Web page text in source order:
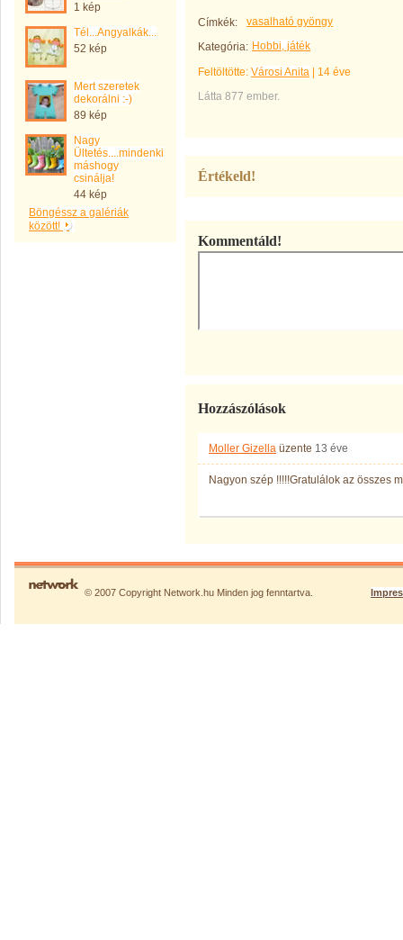
1 kép
Tél...Angyalkák...
52 kép
Mert szeretek
dekorálni :-)
89 kép
Nagy
Ültetés....mindenki
máshogy
csinálja!
44 kép
Böngéssz a galériák
között!
Címkék:
vasalható gyöngy
Kategória: Hobbi, játék
Feltöltötte: Városi Anita
14 éve
Látta 877 ember.
Értékeld!
Kommentáld!
Hozzászólások
Moller Gizella üzente 13 éve
Nagyon szép !!!!!Gratulálok az összes
© 2007 Copyright Network.hu Minden jog fenntartva.